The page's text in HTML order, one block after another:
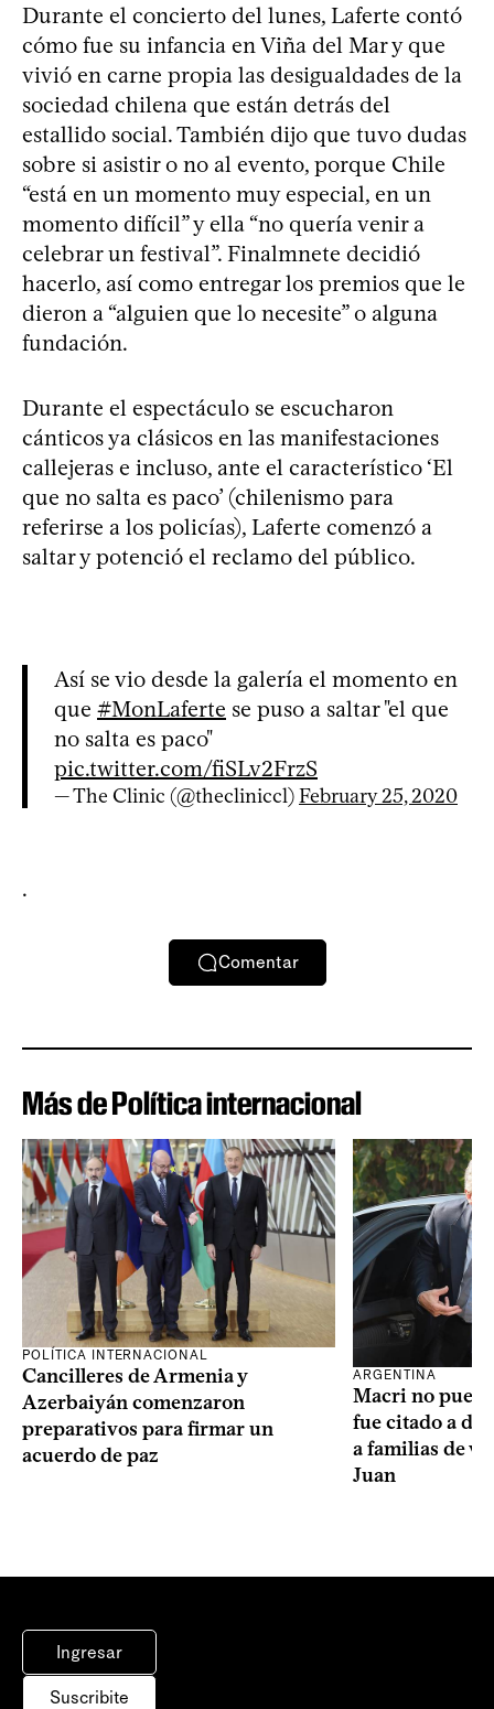
Durante el concierto del lunes, Laferte contó
cómo fue su infancia en Viña del Mar y que
vivió en carne propia las desigualdades de la
sociedad chilena que están detrás del
estallido social. También dijo que tuvo dudas
sobre si asistir o no al evento, porque Chile
“está en un momento muy especial, en un
momento difícil” y ella “no quería venir a
celebrar un festival”. Finalmnete decidió
hacerlo, así como entregar los premios que le
dieron a “alguien que lo necesite” o alguna
fundación.
Durante el espectáculo se escucharon
cánticos ya clásicos en las manifestaciones
callejeras e incluso, ante el característico ‘El
que no salta es paco’ (chilenismo para
referirse a los policías), Laferte comenzó a
saltar y potenció el reclamo del público.
Así se vio desde la galería el momento en
que #MonLaferte se puso a saltar "el que
no salta es paco"
pic.twitter.com/fiSLv2FrzS
— The Clinic (@thecliniccl)February 25, 2020
.
Comentar
Más de Política internacional
POLÍTICA INTERNACIONAL
Cancilleres de Armenia y
Azerbaiyán comenzaron
preparativos para firmar un
acuerdo de paz
ARGENTINA
Macri no
fue citado a
a familias de
Juan
Ingresar
Suscribite